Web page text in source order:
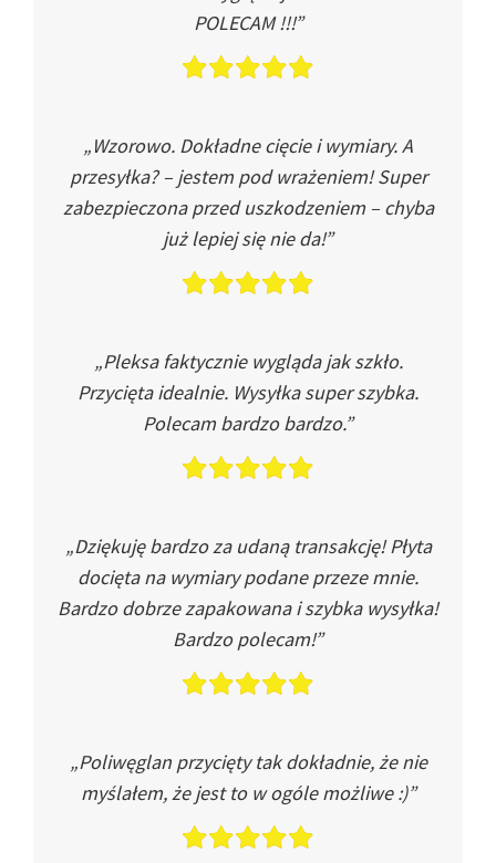
POLECAM !!!”
„Wzorowo. Dokładne cięcie i wymiary. A
przesyłka? – jestem pod wrażeniem! Super
zabezpieczona przed uszkodzeniem – chyba
już lepiej się nie da!”
„Pleksa faktycznie wygląda jak szkło.
Przycięta idealnie. Wysyłka super szybka.
Polecam bardzo bardzo.”
„Dziękuję bardzo za udaną transakcję! Płyta
docięta na wymiary podane przeze mnie.
Bardzo dobrze zapakowana i szybka wysyłka!
Bardzo polecam!”
„Poliwęglan przycięty tak dokładnie, że nie
myślałem, że jest to w ogóle możliwe :)”